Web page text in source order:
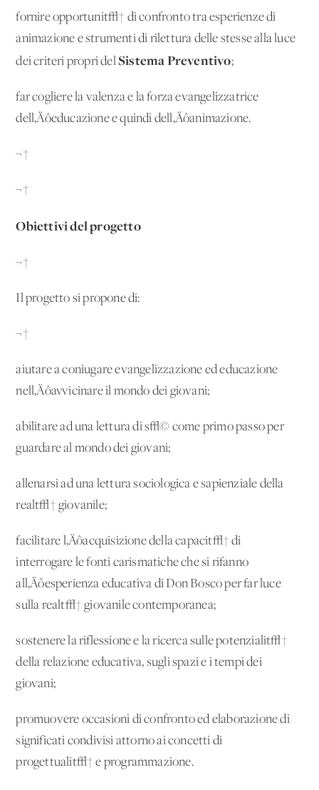
fornire opportunit√† di confronto tra esperienze di
animazione e strumenti di rilettura delle stesse alla luce
dei criteri propri delSistema Preventivo;
far cogliere la valenza e la forza evangelizzatrice
dell‚Äôeducazione e quindi dell‚Äôanimazione.
¬†
¬†
Obiettivi del progetto
¬†
Il progetto si propone di:
¬†
aiutare a coniugare evangelizzazione ed educazione
nell‚Äôavvicinare il mondo dei giovani;
abilitare ad una lettura di s√© come primo passo per
guardare al mondo dei giovani;
allenarsi ad una lettura sociologica e sapienziale della
realt√† giovanile;
facilitare l‚Äôacquisizione della capacit√† di
interrogare le fonti carismatiche che si rifanno
all‚Äôesperienza educativa di Don Bosco per far luce
sulla realt√† giovanile contemporanea;
sostenere la riflessione e la ricerca sulle potenzialit√†
della relazione educativa, sugli spazi e i tempi dei
giovani;
promuovere occasioni di confronto ed elaborazione di
significati condivisi attorno ai concetti di
progettualit√† e programmazione.